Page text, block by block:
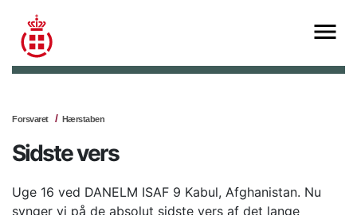
Forsvaret Hærstaben
Sidste vers
Uge 16 ved DANELM ISAF 9 Kabul, Afghanistan. Nu
synger vi på de absolut sidste vers af det lange